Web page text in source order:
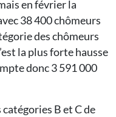
en février la
38 400 chômeurs
des chômeurs
la plus forte hausse
donc 3 591 000
B et C de